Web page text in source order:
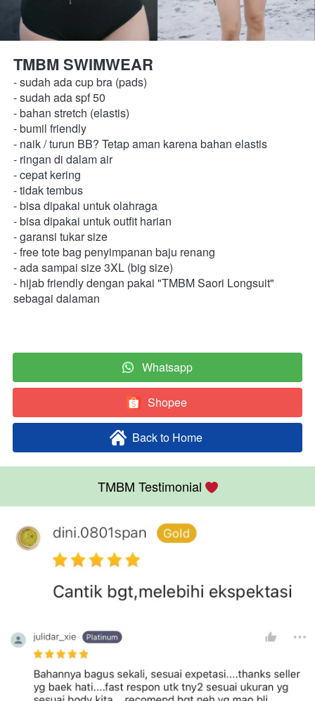
TMBM SWIMWEAR
- sudah ada cup bra (pads)
- sudah ada spf 50
- bahan stretch (elastis)
- bumil friendly
- naik / turun BB? Tetap aman karena bahan elastis
- ringan di dalam air
- cepat kering
- tidak tembus
- bisa dipakai untuk olahraga
- bisa dipakai untuk outfit harian
- garansi tukar size
- free tote bag penyimpanan baju renang
- ada sampai size 3XL (big size)
- hijab friendly dengan pakai "TMBM Saori Longsuit"
sebagai dalaman
` Whatsapp
` Shopee
` Back to Home
TMBM Testimonial